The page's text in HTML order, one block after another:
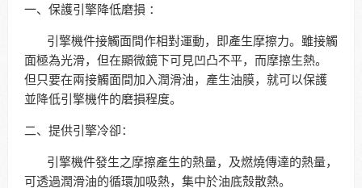
一、保護引擎降低磨損 ：
引擎機件接觸面間作相對運動，即產生摩擦力。雖接觸
面極為光滑，但在顯微鏡下可見凹凸不平，而摩擦生熱。
但只要在兩接觸面間加入潤滑油，產生油膜，就可以保護
並降低引擎機件的磨損程度。
二、提供引擎冷卻：
引擎機件發生之摩擦產生的熱量，及燃燒傳達的熱量，
可透過潤滑油的循環加吸熱，集中於油底殼散熱。